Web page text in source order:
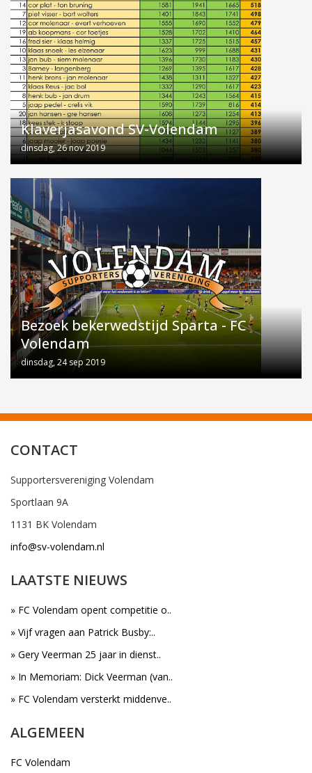
Klaverjasavond SV-Volendam
dinsdag, 26 nov 2019
Bezoek bekerwedstijd Sparta - FC
Volendam
dinsdag, 24 sep 2019
CONTACT
Supportersvereniging Volendam
Sportlaan 9A
1131 BK Volendam
info@sv-volendam.nl
LAATSTE NIEUWS
» FC Volendam opent competitie o..
» Vijf vragen aan Patrick Busby:..
» Gery Veerman 25 jaar in dienst..
» In Memoriam: Dick Veerman (van..
» FC Volendam versterkt middenve..
ALGEMEEN
FC Volendam